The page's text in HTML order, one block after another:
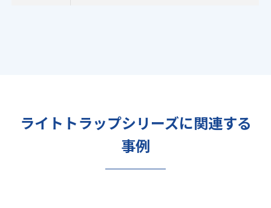
ライトトラップシリーズに関連する
事例